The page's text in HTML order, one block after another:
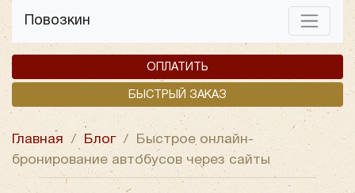
Повозкин
ОПЛАТИТЬ
БЫСТРЫЙ ЗАКАЗ
Главная / Блог /
Быстрое онлайн-
бронирование автобусов через сайты